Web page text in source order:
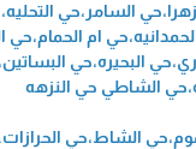
السامر،حي
ام
البحيره،حي
الشاطي حي النزهه
الشاط،حي الحرازات.